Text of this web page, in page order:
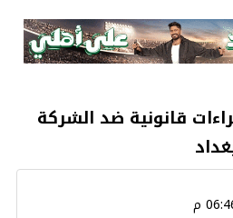
قانونية ضد الشركة